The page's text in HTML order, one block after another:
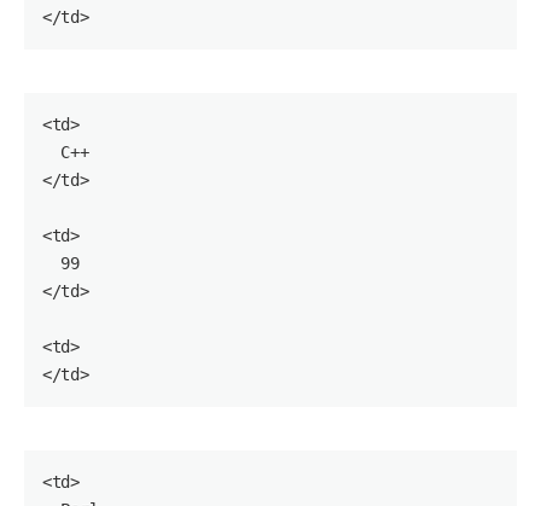
</td >
<td>
  C++
</td>
<td>
99
</td>
<td>
</td >
<td>